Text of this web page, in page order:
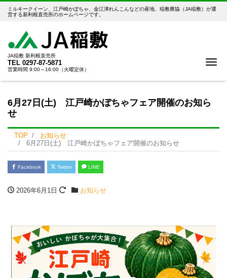
ミルキークイーン、江戸崎かぼちゃ、金江津れんこんなどの産地、稲敷農協（JA稲敷）が運
営する新利根直売所のホームページです。
JA稲敷 新利根直売所
TEL 0297-87-5871
営業時間 9:00～16:00（火曜定休）
6月27日(土) 江戸崎かぼちゃフェア開催のお知ら
せ
TOP
お知らせ
6月27日(土) 江戸崎かぼちゃフェア開催のお知らせ
Facebook Twitter LINE
2026年6月1日 お知らせ